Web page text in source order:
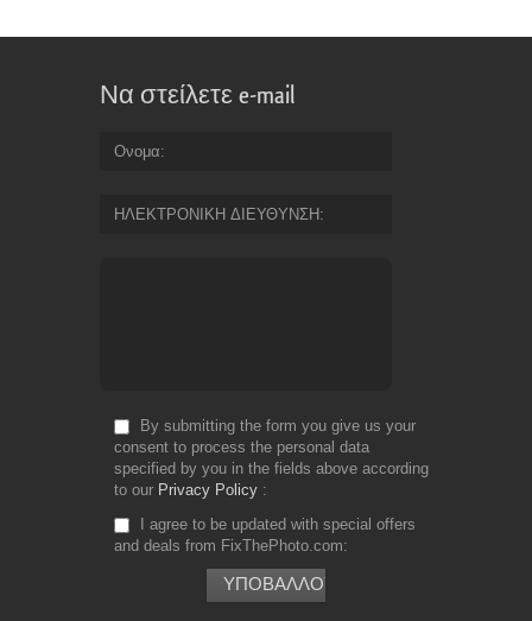
Να στείλετε e-mail
Ονομα
ΗΛΕΚΤΡΟΝΙΚΗ ΔΙΕΥΘΥΝΣΗ
By submitting the form you give us your
consent to process the personal data
specified by you in the fields above according
to our Privacy Policy
I agree to be updated with special offers
and deals from FixThePhoto.com